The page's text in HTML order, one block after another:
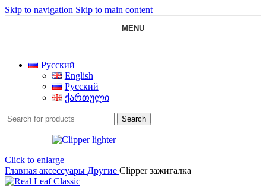
Skip to navigation Skip to main content
MENU
Русский
English
Русский
ქართული
Search
Click to enlarge
Главная аксессуары Другие Clipper зажигалка